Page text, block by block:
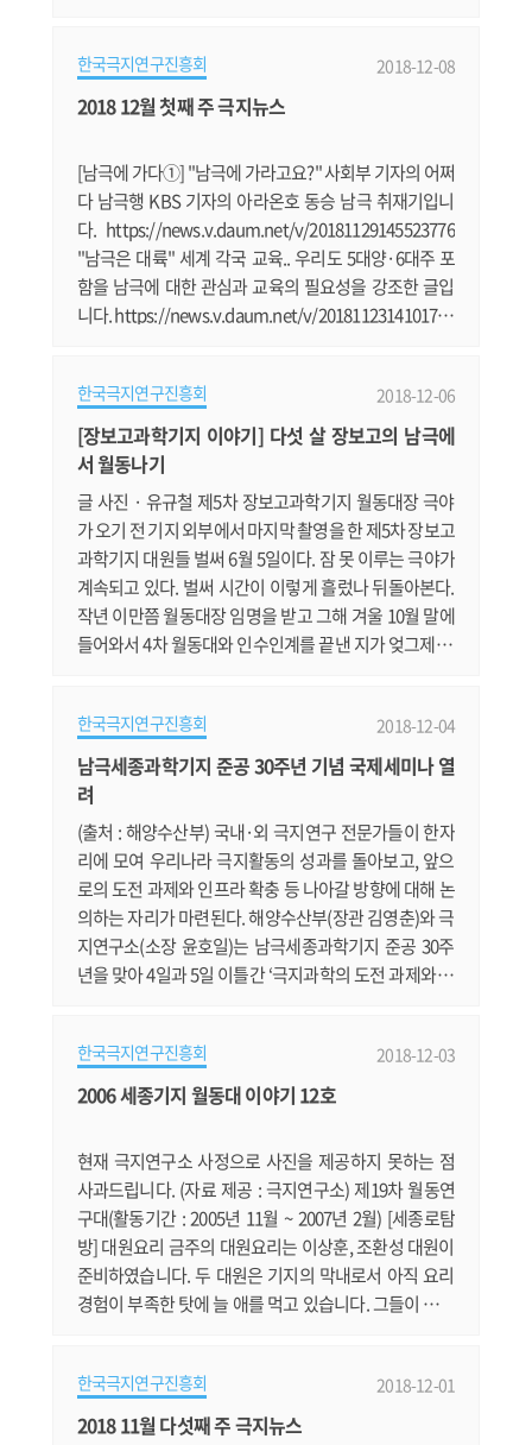
하였다. 이에, 국립해양조사원은 남극 해역의 안전한 선
박 항해를 지원하기 위해 2016년 남극 장보고기지 일대
한국극지연구진흥회 2018-12-08
2018 12월 첫째 주 극지뉴스
[남극에 가다①] "남극에 가라고요?" 사회부 기자의 어쩌
다 남극행 KBS 기자의 아라온호 동승 남극 취재기입니
다. https://news.v.daum.net/v/20181129145523776
"남극은 대륙" 세계 각국 교육.. 우리도 5대양·6대주 포
함을 남극에 대한 관심과 교육의 필요성을 강조한 글입
니다. https://news.v.daum.net/v/2018112314101707
news.v.daum.net/v/20181201030420725 남극세종과
학기지 준공 30주년 기념 국제세미나 해양수산부와 극지
연구소가 4일부터 이틀간 남극세종과학기지 준공 30주
한국극지연구진흥회 2018-12-06
[장보고과학기지 이야기] 다섯 살 장보고의 남극에
서 월동나기
글 사진 · 유규철 제5차 장보고과학기지 월동대장 극야
가 오기 전 기지 외부에서 마지막 촬영을 한 제5차 장보고
과학기지 대원들 벌써 6월 5일이다. 잠 못 이루는 극야가
계속되고 있다. 벌써 시간이 이렇게 흘렀나 뒤돌아본다.
작년 이만쯤 월동대장 임명을 받고 그해 겨울 10월 말에
들어와서 4차 월동대와 인수인계를 끝낸 지가 엊그제 같
업무를 시작하려니 걱정 반 근심 반으로 그저 마음이 무
겁기만 했다. 근데 그 시간이 아무 탈 없이 잘 갔으니 한편
으론 우리 월동대가 대견하기만 하다. 극지연구소 연구
한국극지연구진흥회 2018-12-04
남극세종과학기지 준공 30주년 기념 국제세미나 열
려
(출처 : 해양수산부) 국내·외 극지연구 전문가들이 한자
리에 모여 우리나라 극지활동의 성과를 돌아보고, 앞으
로의 도전 과제와 인프라 확충 등 나아갈 방향에 대해 논
의하는 자리가 마련된다. 해양수산부(장관 김영춘)와 극
지연구소(소장 윤호일)는 남극세종과학기지 준공 30주
년을 맞아 4일과 5일 이틀간 ‘극지과학의 도전 과제와 대
극지행사로, 국내·외 극지연구 전문가들이 함께 모여 극
지연구의 미래에 대해 논의하는 자리로서 큰 의미가 있
한국극지연구진흥회 2018-12-03
2006 세종기지 월동대 이야기 12호
현재 극지연구소 사정으로 사진을 제공하지 못하는 점
사과드립니다. (자료 제공 : 극지연구소) 제19차 월동연
구대(활동기간 : 2005년 11월 ~ 2007년 2월) [세종로탐
방] 대원요리 금주의 대원요리는 이상훈, 조환성 대원이
준비하였습니다. 두 대원은 기지의 막내로서 아직 요리
경험이 부족한 탓에 늘 애를 먹고 있습니다. 그들이 준비
런지 다들 부담스런 표정이었습니다. 하지만 몇몇 애주
가들은 아주 반가운 표정이었습니다. 그들이 모인 테이
한국극지연구진흥회 2018-12-01
2018 11월 다섯째 주 극지뉴스